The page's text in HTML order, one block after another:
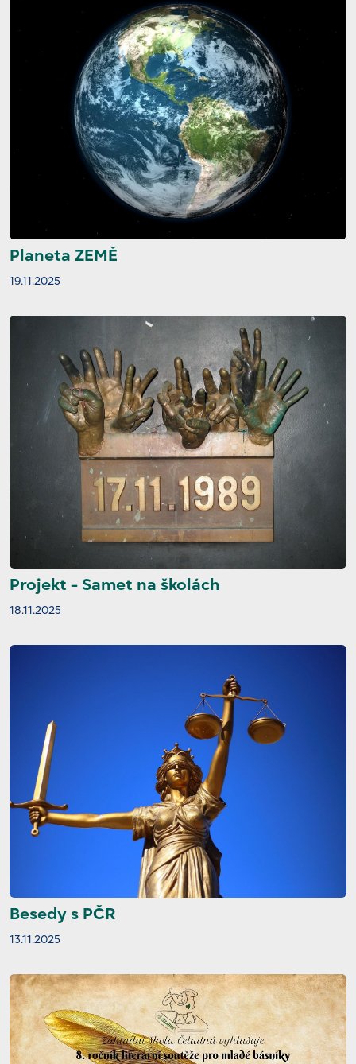
Planeta ZEMĚ
19.11.2025
Projekt - Samet na školách
18.11.2025
Besedy s PČR
13.11.2025